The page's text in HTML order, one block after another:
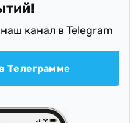
канал в Telegram
Телеграмме